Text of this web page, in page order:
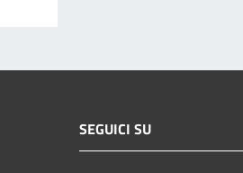
SEGUICI SU